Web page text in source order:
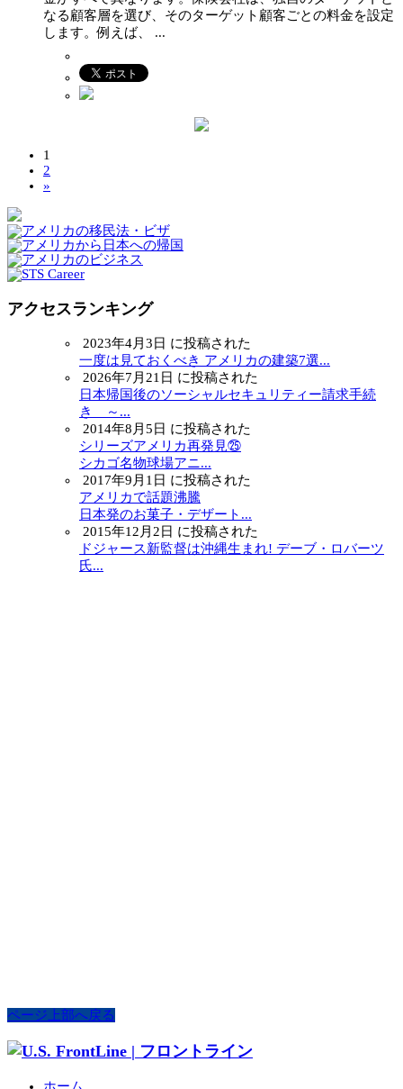
なる顧客層を選び、そのターゲット顧客ごとの料金を設定
します。例えば、 ...
1
2
»
アクセスランキング
2023年4月3日 に投稿された
一度は見ておくべき アメリカの建築7選...
2026年7月21日 に投稿された
日本帰国後のソーシャルセキュリティー請求手続
き ～...
2014年8月5日 に投稿された
シリーズアメリカ再発見㉕
シカゴ名物球場アニ...
2017年9月1日 に投稿された
アメリカで話題沸騰
日本発のお菓子・デザート...
2015年12月2日 に投稿された
ドジャース新監督は沖縄生まれ! デーブ・ロバーツ
氏...
ページ上部へ戻る
ホーム